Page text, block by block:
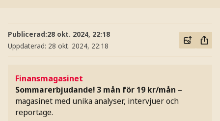
Publicerad:28 okt. 2024, 22:18
Uppdaterad: 28 okt. 2024, 22:18
Finansmagasinet
Sommarerbjudande! 3 mån för 19 kr/mån –
magasinet med unika analyser, intervjuer och
reportage.